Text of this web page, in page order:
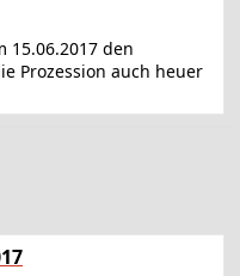
15.06.2017 den
Prozession auch heuer